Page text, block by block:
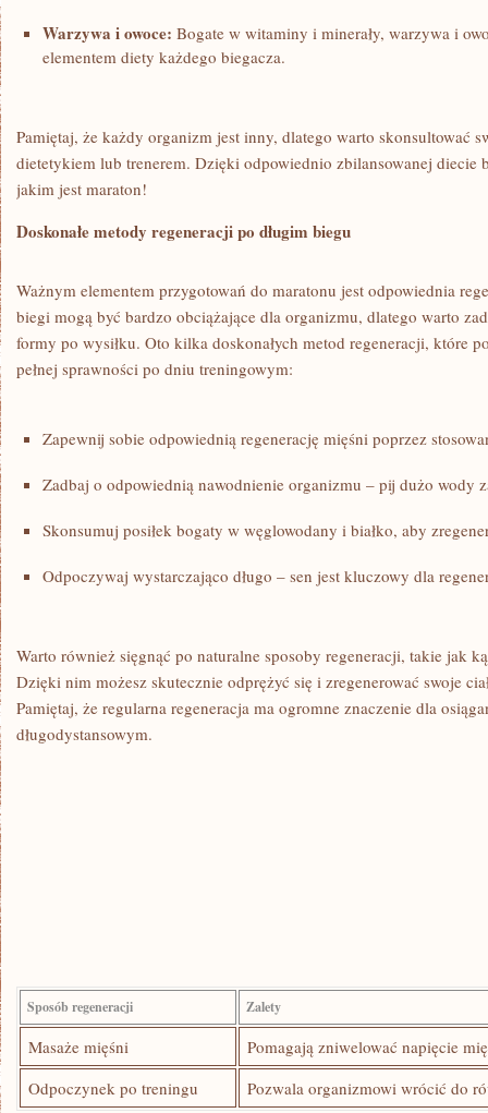
Warzywa i owoce: Bogate w‌ witaminy i minerały, warzywa i
elementem diety każdego ⁣biegacza.
Pamiętaj, że każdy organizm jest inny, dlatego warto skonsultować​
dietetykiem lub trenerem. Dzięki odpowiednio⁣ zbilansowanej diecie
jakim jest​ maraton!
Doskonałe metody regeneracji ⁤po długim biegu
Ważnym elementem ​przygotowań do maratonu⁢ jest odpowiednia​
biegi mogą być bardzo obciążające dla ⁣organizmu,⁣ dlatego warto
formy po wysiłku. Oto kilka doskonałych metod regeneracji, które
pełnej sprawności po ⁤dniu treningowym:
Zapewnij sobie odpowiednią regenerację ​mięśni poprzez⁣
Zadbaj o odpowiednią nawodnienie ⁤organizmu – pij dużo wody
Skonsumuj posiłek bogaty w⁣ węglowodany i białko, aby
Odpoczywaj wystarczająco długo – sen jest kluczowy​ dla
Warto również sięgnąć⁣ po naturalne sposoby regeneracji, ⁣takie jak
‌Dzięki⁤ nim możesz skutecznie odprężyć się i zregenerować swoje‍
Pamiętaj,​ że regularna regeneracja ma ogromne znaczenie ​dla
długodystansowym.
Sposób regeneracji Zalety
Masaże mięśni
Pomagają ⁢zniwelować​ napięcie
Odpoczynek po treningu
Pozwala organizmowi wrócić do